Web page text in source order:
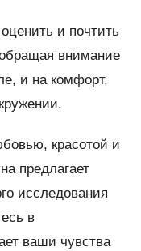
и почтить
внимание
и на комфорт,
красотой и
предлагает
исследования
в
ваши чувства